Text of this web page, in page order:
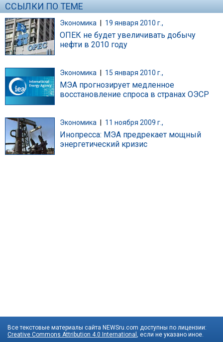
ССЫЛКИ ПО ТЕМЕ
Экономика | 19 января 2010 г.,
ОПЕК не будет увеличивать добычу
нефти в 2010 году
Экономика 15 января 2010 г.,
МЭА прогнозирует медленное
восстановление спроса в странах ОЭСР
Экономика 11 ноября 2009 г.,
Инопресса: МЭА предрекает мощный
энергетический кризис
Все текстовые материалы сайта NEWSru.com доступны по лицензии:
Creative Commons Attribution 4.0 International , если не указано иное.